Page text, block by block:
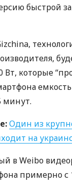
быстрой
которые
минут.
Один из
на
в Weibo
примерно с